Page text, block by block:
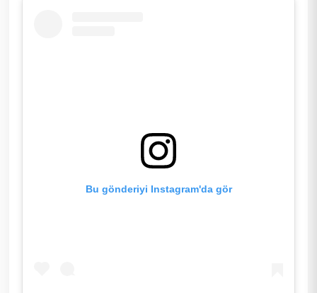
Bu gönderiyi Instagram'da gör